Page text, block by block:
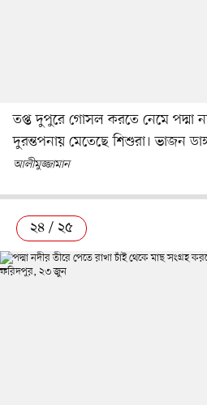
তপ্ত দুপুরে গোসল করতে নেমে পদ্মা
দুরন্তপনায় মেতেছে শিশুরা। ভাজন
আলীমুজ্জামান
২৪ / ২৫